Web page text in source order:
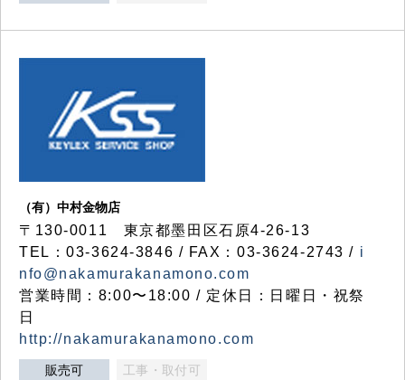
（有）中村金物店
〒130-0011 東京都墨田区石原4-26-13
TEL：03-3624-3846 / FAX：03-3624-2743 / i
nfo@nakamurakanamono.com
営業時間：8:00〜18:00 / 定休日：日曜日・祝祭
日
http://nakamurakanamono.com
販売可 工事・取付可